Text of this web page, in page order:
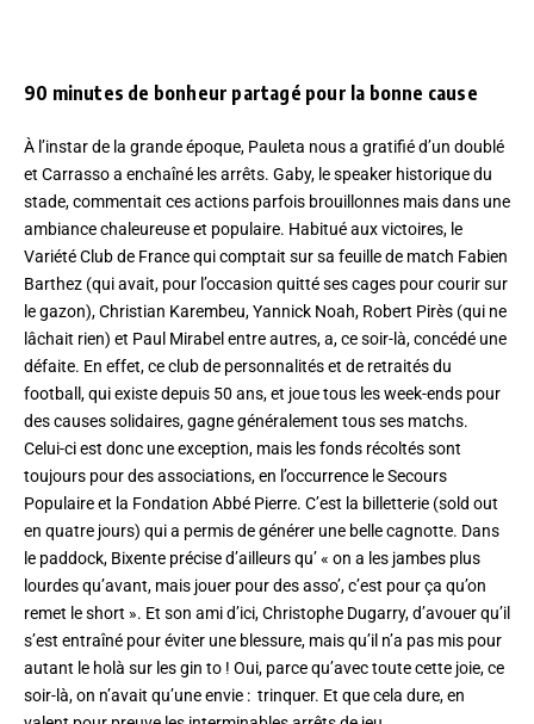
90 minutes de bonheur partagé pour la bonne cause
À l’instar de la grande époque, Pauleta nous a gratifié d’un doublé
et Carrasso a enchaîné les arrêts. Gaby, le speaker historique du
stade, commentait ces actions parfois brouillonnes mais dans une
ambiance chaleureuse et populaire. Habitué aux victoires, le
Variété Club de France qui comptait sur sa feuille de match Fabien
Barthez (qui avait, pour l’occasion quitté ses cages pour courir sur
le gazon), Christian Karembeu, Yannick Noah, Robert Pirès (qui ne
lâchait rien) et Paul Mirabel entre autres, a, ce soir-là, concédé une
défaite. En effet, ce club de personnalités et de retraités du
football, qui existe depuis 50 ans, et joue tous les week-ends pour
des causes solidaires, gagne généralement tous ses matchs.
Celui-ci est donc une exception, mais les fonds récoltés sont
toujours pour des associations, en l’occurrence le Secours
Populaire et la Fondation Abbé Pierre. C’est la billetterie (sold out
en quatre jours) qui a permis de générer une belle cagnotte. Dans
le paddock, Bixente précise d’ailleurs qu’ « on a les jambes plus
lourdes qu’avant, mais jouer pour des asso’, c’est pour ça qu’on
remet le short ». Et son ami d’ici, Christophe Dugarry, d’avouer qu’il
s’est entraîné pour éviter une blessure, mais qu’il n’a pas mis pour
autant le holà sur les gin to ! Oui, parce qu’avec toute cette joie, ce
soir-là, on n’avait qu’une envie : trinquer. Et que cela dure, en